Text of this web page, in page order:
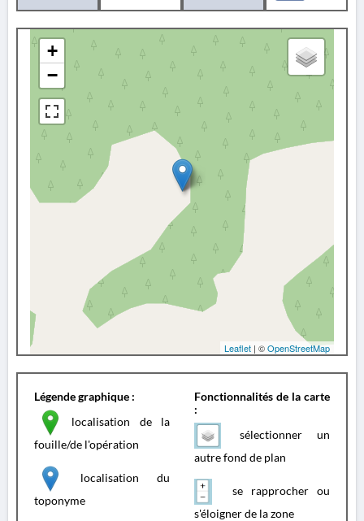
+
−
Leaflet | ©OpenStreetMap
Légende graphique :
localisation de la
fouille/de l'opération
localisation du
toponyme
Fonctionnalités de la carte
:
sélectionner un
autre fond de plan
se rapprocher ou
s'éloigner de la zone